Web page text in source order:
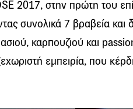
2017, στην πρώτη του
συνολικά 7 βραβεία και
καρπουζιού και
εμπειρία, που